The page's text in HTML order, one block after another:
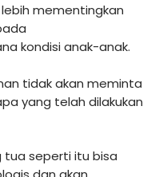
mementingkan
kondisi anak-anak.
tidak akan meminta
yang telah dilakukan
tua seperti itu bisa